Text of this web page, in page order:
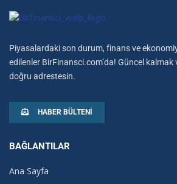
Piyasalardaki son durum, finans ve
edilenler BirFinansci.com’da! Güncel kalmak
doğru adrestesin.
HABER BÜLTENI
BAĞLANTILAR
Ana Sayfa